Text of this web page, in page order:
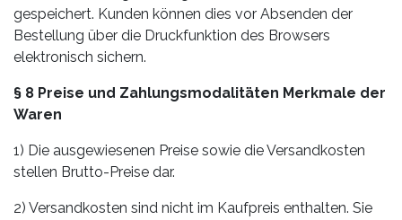
gespeichert. Kunden können dies vor Absenden der
Bestellung über die Druckfunktion des Browsers
elektronisch sichern.
§ 8 Preise und Zahlungsmodalitäten Merkmale der
Waren
1) Die ausgewiesenen Preise sowie die Versandkosten
stellen Brutto-Preise dar.
2) Versandkosten sind nicht im Kaufpreis enthalten. Sie